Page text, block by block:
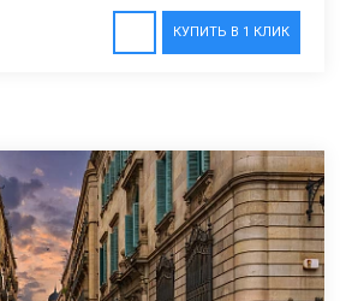
КУПИТЬ В 1 КЛИК